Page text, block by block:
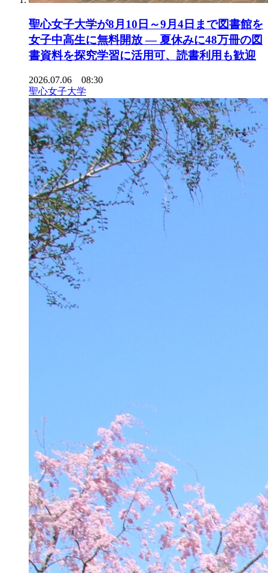
聖心女子大学が8月10日～9月4日まで図書館を
女子中高生に無料開放 ― 夏休みに48万冊の図
書資料を探究学習に活用可、読書利用も歓迎
2026.07.06 08:30
聖心女子大学